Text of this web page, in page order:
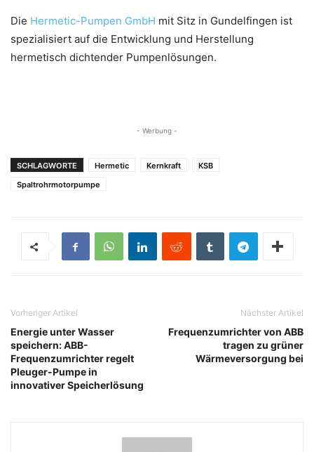
Die Hermetic-Pumpen GmbH mit Sitz in Gundelfingen ist
spezialisiert auf die Entwicklung und Herstellung
hermetisch dichtender Pumpenlösungen.
- Werbung -
SCHLAGWORTE Hermetic Kernkraft
KSB
Spaltrohrmotorpumpe
Vorheriger Artikel
Energie unter Wasser
speichern: ABB-
Frequenzumrichter regelt
Pleuger-Pumpe in
innovativer Speicherlösung
Nächster Artikel
Frequenzumrichter von ABB
tragen zu grüner
Wärmeversorgung bei